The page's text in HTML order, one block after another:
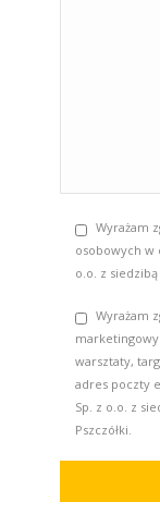
Wyrażam
osobowych w
o.o. z siedzibą
Wyrażam
warsztaty,
adres poczty
Sp. z o.o. z
Pszczółki.